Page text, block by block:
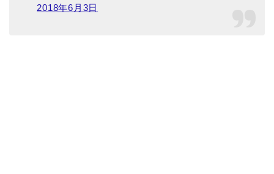
2018年6月3日